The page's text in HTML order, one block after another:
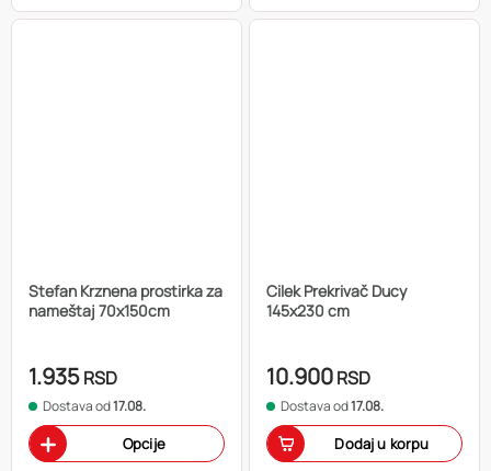
Stefan Krznena prostirka za
nameštaj 70x150cm
1.935RSD
Dostava od17.08.
Opcije
Cilek Prekrivač Ducy
145x230 cm
10.900RSD
Dostava od17.08.
Dodaj u korpu